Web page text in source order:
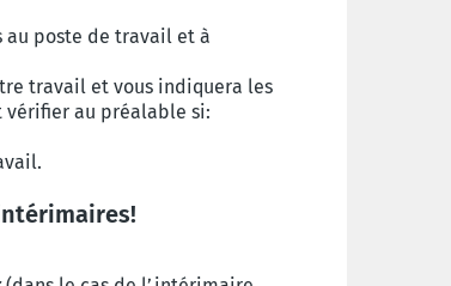
au poste de travail et à
travail et vous indiquera les
vérifier au préalable si: